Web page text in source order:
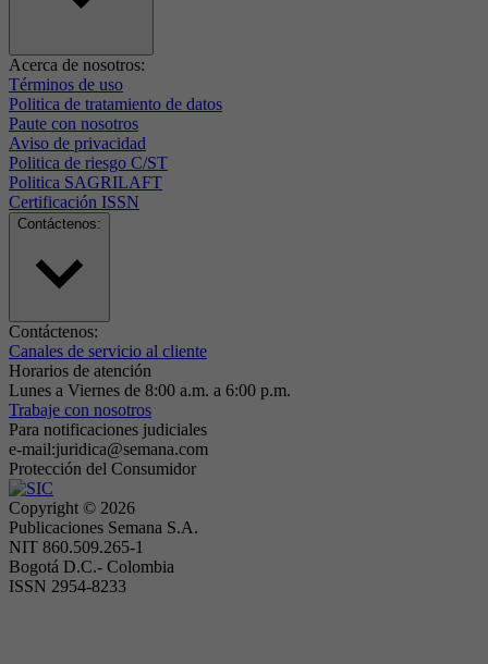
Acerca de nosotros:
Términos de uso
Politica de tratamiento de datos
Paute con nosotros
Aviso de privacidad
Politica de riesgo C/ST
Politica SAGRILAFT
Certificación ISSN
Contáctenos:
Contáctenos:
Canales de servicio al cliente
Horarios de atención
Lunes a Viernes de 8:00 a.m. a 6:00 p.m.
Trabaje con nosotros
Para notificaciones judiciales
e-mail:juridica@semana.com
Protección del Consumidor
Copyright © 2026
Publicaciones Semana S.A.
NIT 860.509.265-1
Bogotá D.C.- Colombia
ISSN 2954-8233